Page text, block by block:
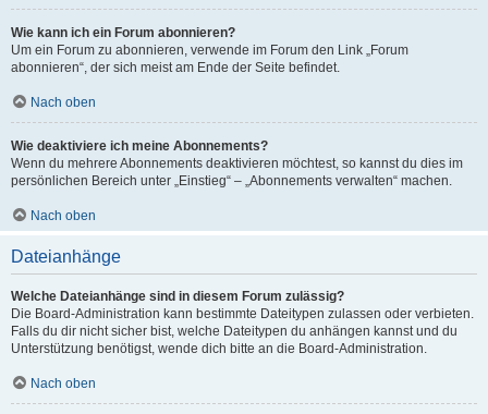
Wie kann ich ein Forum abonnieren?
Um ein Forum zu abonnieren, verwende im Forum den Link „Forum
abonnieren“, der sich meist am Ende der Seite befindet.
Nach oben
Wie deaktiviere ich meine Abonnements?
Wenn du mehrere Abonnements deaktivieren möchtest, so kannst du dies im
persönlichen Bereich unter „Einstieg“ – „Abonnements verwalten“ machen.
Nach oben
Dateianhänge
Welche Dateianhänge sind in diesem Forum zulässig?
Die Board-Administration kann bestimmte Dateitypen zulassen oder verbieten.
Falls du dir nicht sicher bist, welche Dateitypen du anhängen kannst und du
Unterstützung benötigst, wende dich bitte an die Board-Administration.
Nach oben